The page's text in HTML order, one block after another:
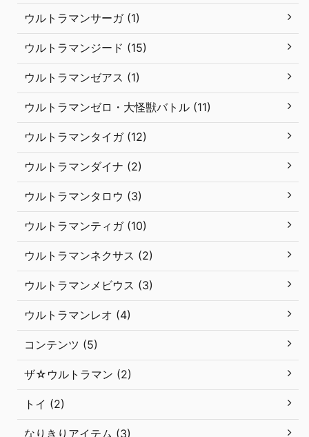
ウルトラマンサーガ (1)
ウルトラマンジード (15)
ウルトラマンゼアス (1)
ウルトラマンゼロ・大怪獣バトル (11)
ウルトラマンタイガ (12)
ウルトラマンダイナ (2)
ウルトラマンタロウ (3)
ウルトラマンティガ (10)
ウルトラマンネクサス (2)
ウルトラマンメビウス (3)
ウルトラマンレオ (4)
コンテンツ (5)
ザ☆ウルトラマン (2)
トイ (2)
なりきりアイテム (3)